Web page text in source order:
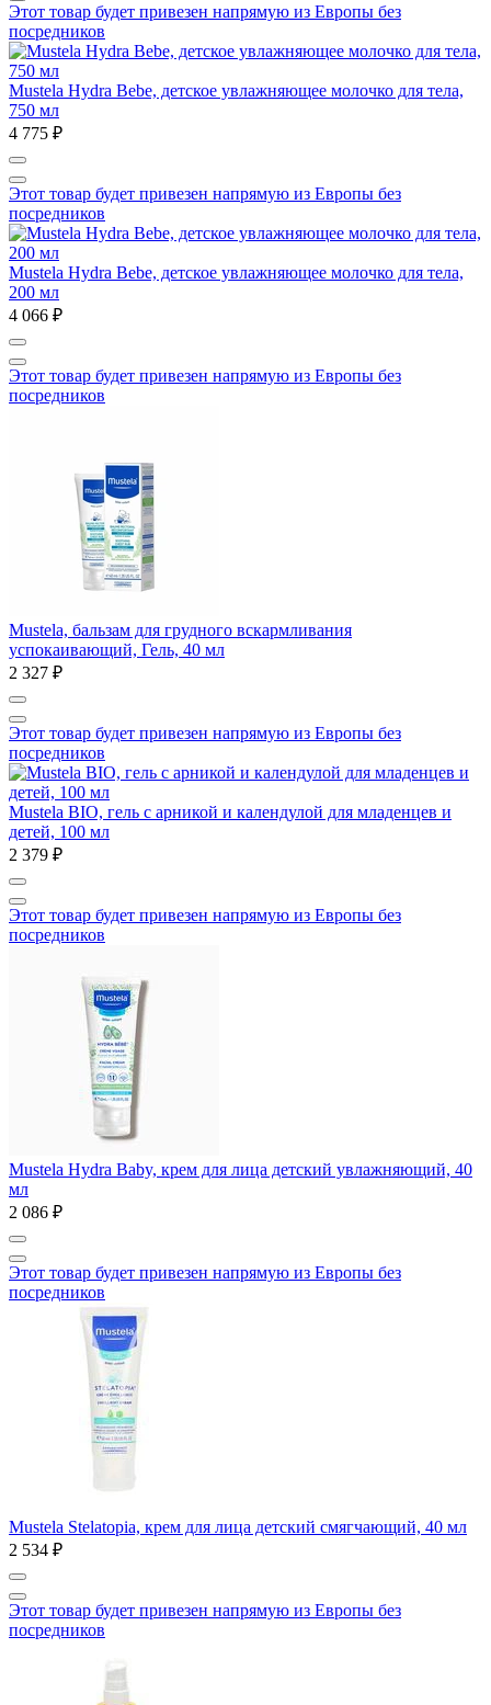
Этот товар будет привезен напрямую из Европы без
посредников
Mustela Hydra Bebe, детское увлажняющее молочко для тела,
750 мл
4 775 ₽
Этот товар будет привезен напрямую из Европы без
посредников
Mustela Hydra Bebe, детское увлажняющее молочко для тела,
200 мл
4 066 ₽
Этот товар будет привезен напрямую из Европы без
посредников
Mustela, бальзам для грудного вскармливания
успокаивающий, Гель, 40 мл
2 327 ₽
Этот товар будет привезен напрямую из Европы без
посредников
Mustela BIO, гель с арникой и календулой для младенцев и
детей, 100 мл
2 379 ₽
Этот товар будет привезен напрямую из Европы без
посредников
Mustela Hydra Baby, крем для лица детский увлажняющий, 40
мл
2 086 ₽
Этот товар будет привезен напрямую из Европы без
посредников
Мustela Stelatopia, крем для лица детский смягчающий, 40 мл
2 534 ₽
Этот товар будет привезен напрямую из Европы без
посредников